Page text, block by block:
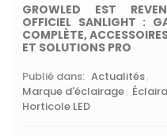
GROWLED EST
OFFICIEL SANLIGHT :
COMPLÈTE,
ET SOLUTIONS PRO
Publié dans: Actualités,
Marque d'éclairage,
Horticole LED